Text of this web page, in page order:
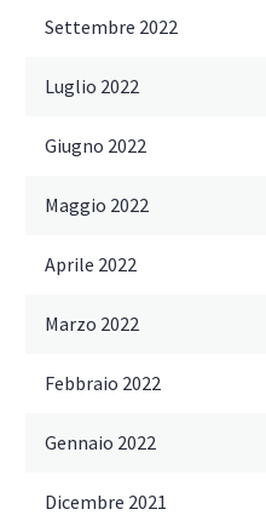
Settembre 2022
Luglio 2022
Giugno 2022
Maggio 2022
Aprile 2022
Marzo 2022
Febbraio 2022
Gennaio 2022
Dicembre 2021